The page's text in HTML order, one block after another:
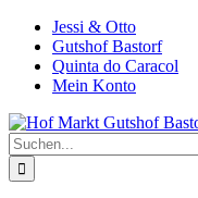
Zum
Inhalt
springen
Jessi & Otto
Gutshof Bastorf
Quinta do Caracol
Mein Konto
Suche
nach: